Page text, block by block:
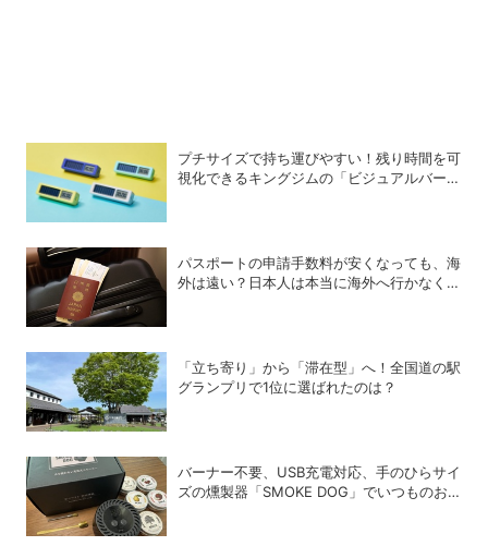
プチサイズで持ち運びやすい！残り時間を可
視化できるキングジムの「ビジュアルバータ
パスポートの申請手数料が安くなっても、海
外は遠い？日本人は本当に海外へ行かなくな
「立ち寄り」から「滞在型」へ！全国道の駅
グランプリで1位に選ばれたのは？
バーナー不要、USB充電対応、手のひらサイ
ズの燻製器「SMOKE DOG」でいつものお